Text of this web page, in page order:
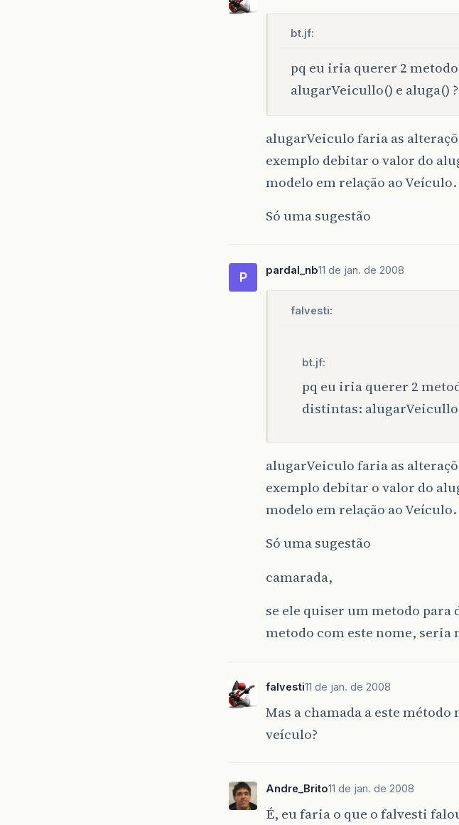
bt.jf:
pq eu iria querer 2
alugarVeicullo() e aluga() ?
alugarVeiculo faria as
exemplo debitar o valor do
modelo em relação ao Veículo.
Só uma sugestão
P pardal_nb11 de jan. de 2008
falvesti:
bt.jf:
pq eu iria querer 2
distintas:
alugarVeiculo faria as
exemplo debitar o valor do
modelo em relação ao Veículo.
Só uma sugestão
camarada,
se ele quiser um metodo
metodo com este nome, seria
falvesti11 de jan. de 2008
Mas a chamada a este
veículo?
Andre_Brito11 de jan. de 2008
É, eu faria o que o falvesti